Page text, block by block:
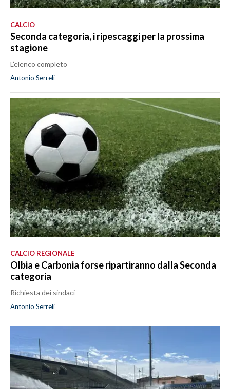
CALCIO
Seconda categoria, i ripescaggi per la prossima
stagione
L’elenco completo
Antonio Serreli
CALCIO REGIONALE
Olbia e Carbonia forse ripartiranno dalla Seconda
categoria
Richiesta dei sindaci
Antonio Serreli